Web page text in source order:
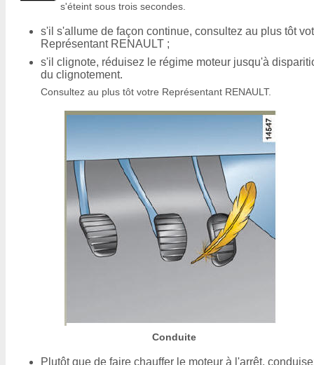
s'éteint sous trois secondes.
s'il s'allume de façon continue, consultez au plus tôt
Représentant RENAULT ;
s'il clignote, réduisez le régime moteur jusqu'à
du clignotement.
Consultez au plus tôt votre Représentant RENAULT.
Conduite
Plutôt que de faire chauffer le moteur à l'arrêt,